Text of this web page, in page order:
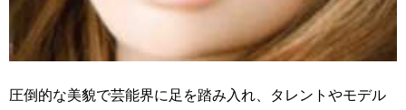
圧倒的な美貌で芸能界に足を踏み入れ、タレントやモデル